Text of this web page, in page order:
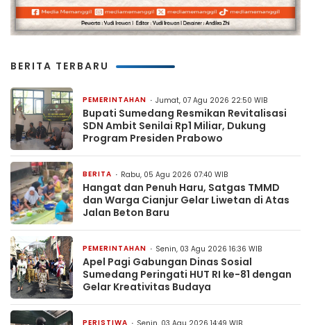
BERITA TERBARU
PEMERINTAHAN Jumat, 07 Agu 2026 22:50 WIB
Bupati Sumedang Resmikan Revitalisasi
SDN Ambit Senilai Rp1 Miliar, Dukung
Program Presiden Prabowo
BERITA Rabu, 05 Agu 2026 07:40 WIB
Hangat dan Penuh Haru, Satgas TMMD
dan Warga Cianjur Gelar Liwetan di Atas
Jalan Beton Baru
PEMERINTAHAN Senin, 03 Agu 2026 16:36 WIB
Apel Pagi Gabungan Dinas Sosial
Sumedang Peringati HUT RI ke-81 dengan
Gelar Kreativitas Budaya
PERISTIWA